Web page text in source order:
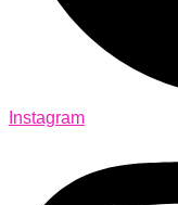
Instagram